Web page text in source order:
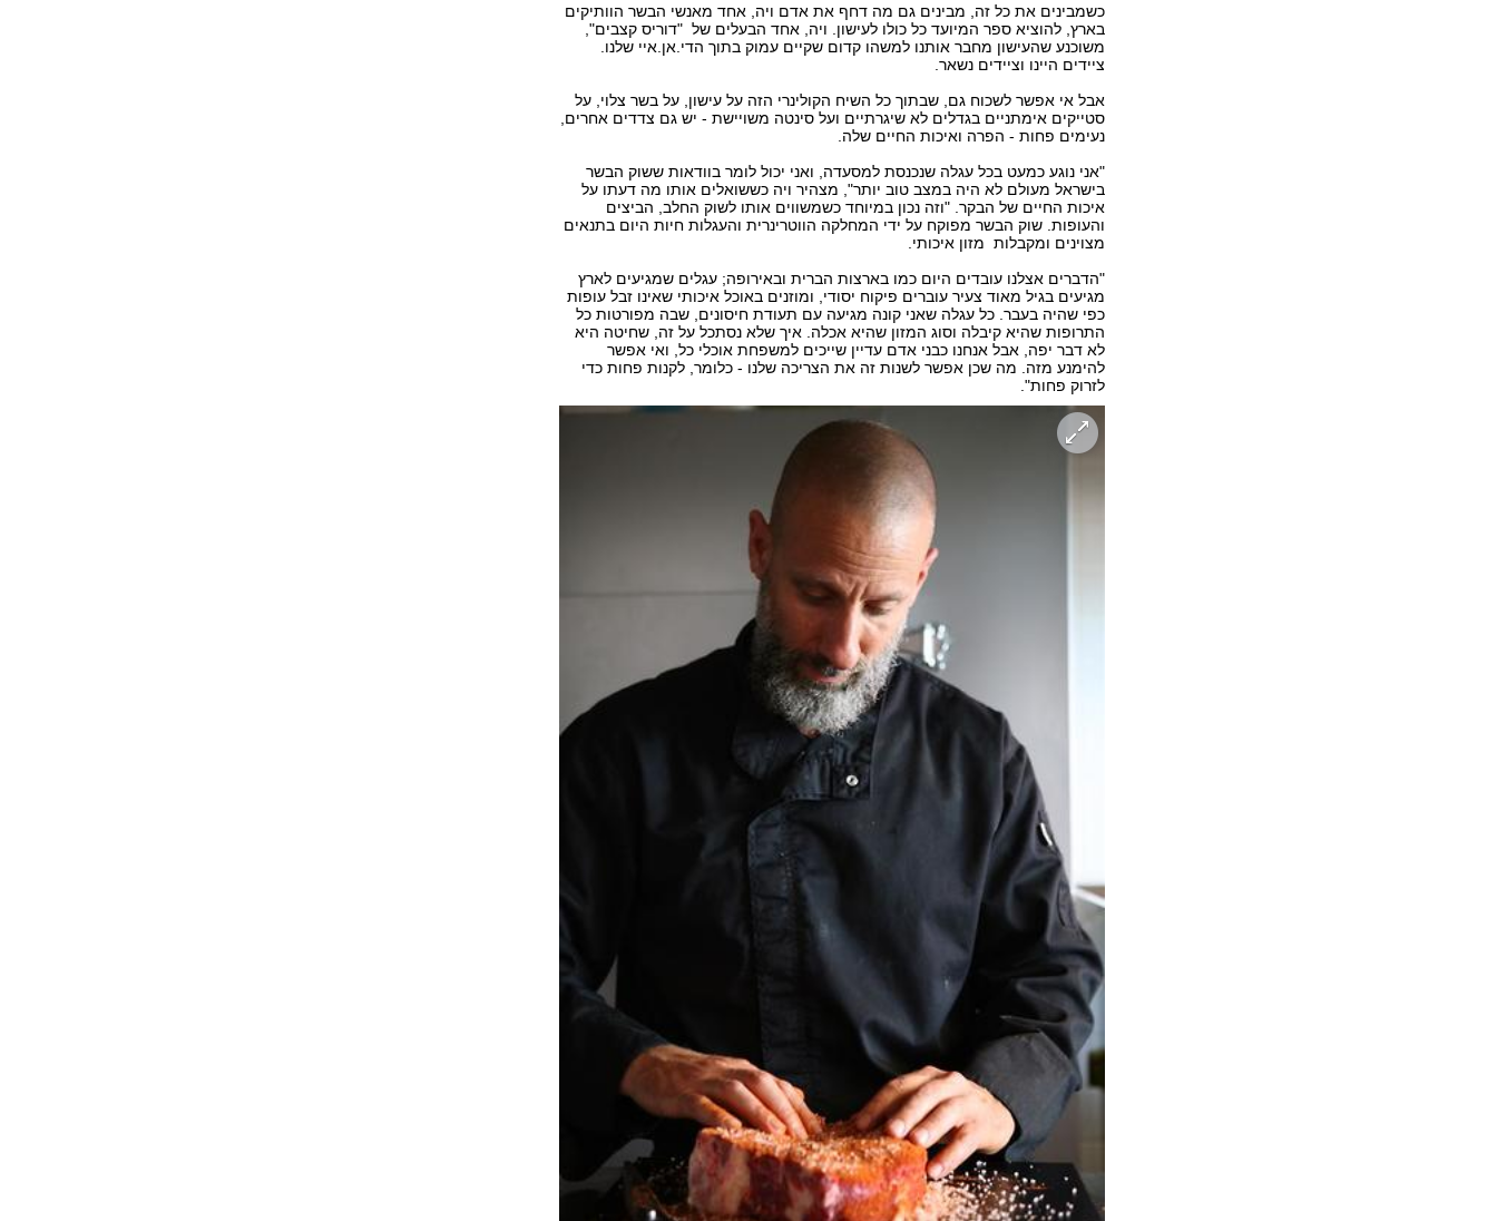
כשמבינים את כל זה, מבינים גם מה דחף את אדם ויה, אחד מאנשי הבשר הוותיקים
בארץ, להוציא ספר המיועד כל כולו לעישון. ויה, אחד הבעלים של "דוריס קצבים",
משוכנע שהעישון מחבר אותנו למשהו קדום שקיים עמוק בתוך הדי.אן.איי שלנו.
ציידים היינו וציידים נשאר.
אבל אי אפשר לשכוח גם, שבתוך כל השיח הקולינרי הזה על עישון, על בשר צלוי, על
סטייקים אימתניים בגדלים לא שיגרתיים ועל סינטה משויישת - יש גם צדדים אחרים,
נעימים פחות - הפרה ואיכות החיים שלה.
"אני נוגע כמעט בכל עגלה שנכנסת למסעדה, ואני יכול לומר בוודאות ששוק הבשר
בישראל מעולם לא היה במצב טוב יותר", מצהיר ויה כששואלים אותו מה דעתו על
איכות החיים של הבקר. "וזה נכון במיוחד כשמשווים אותו לשוק החלב, הביצים
והעופות. שוק הבשר מפוקח על ידי המחלקה הווטרינרית והעגלות חיות היום בתנאים
מצוינים ומקבלות מזון איכותי.
"הדברים אצלנו עובדים היום כמו בארצות הברית ובאירופה; עגלים שמגיעים לארץ
מגיעים בגיל מאוד צעיר עוברים פיקוח יסודי, ומוזנים באוכל איכותי שאינו זבל עופות
כפי שהיה בעבר. כל עגלה שאני קונה מגיעה עם תעודת חיסונים, שבה מפורטות כל
התרופות שהיא קיבלה וסוג המזון שהיא אכלה. איך שלא נסתכל על זה, שחיטה היא
לא דבר יפה, אבל אנחנו כבני אדם עדיין שייכים למשפחת אוכלי כל, ואי אפשר
להימנע מזה. מה שכן אפשר לשנות זה את הצריכה שלנו - כלומר, לקנות פחות כדי
לזרוק פחות".